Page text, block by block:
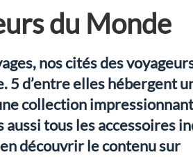
du Monde
nos cités des
5 d’entre elles hébergent
collection
tous les accessoires
découvrir le contenu sur